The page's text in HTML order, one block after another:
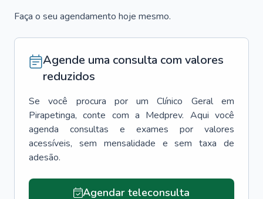
Faça o seu agendamento hoje mesmo.
Agende uma consulta com valores
reduzidos
Se você procura por um Clínico Geral
em
Pirapetinga, conte com a Medprev. Aqui você
agenda consultas e exames por valores
acessíveis, sem mensalidade e sem taxa de
adesão.
Agendar teleconsulta